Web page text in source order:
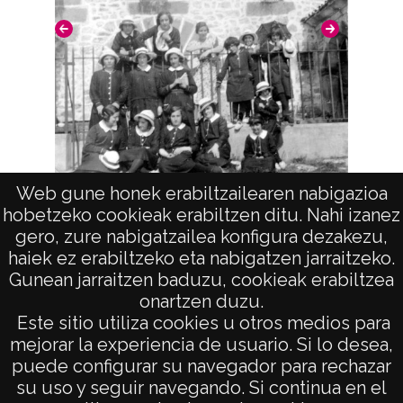
Web gune honek erabiltzailearen nabigazioa
hobetzeko cookieak erabiltzen ditu. Nahi izanez
gero, zure nabigatzailea konfigura dezakezu,
haiek ez erabiltzeko eta nabigatzen jarraitzeko.
Gunean jarraitzen baduzu, cookieak erabiltzea
onartzen duzu.
Este sitio utiliza cookies u otros medios para
mejorar la experiencia de usuario. Si lo desea,
puede configurar su navegador para rechazar
su uso y seguir navegando. Si continua en el
con sobre mylar. Mayo 1997
Escrito en el reverso: "Las pequeñas,
vestidas de griegas, la felicitación de Sor
Jesusa. 21-8-33"
10770 VAR 406
ATHA-DAF-VAR-PP-004-406
Signaturas: ; Internegativo: VAR-IN-001-406 ;
Positivo copia: VAR-PC-406 ; Copia digital:
VAR-CD-01-10770
Licencia de las imágenes
CC BY-NC-SA 4.0
Excursión al santuario de Oro
AVISO LEGAL
POLÍTICA DE PRIVACIDAD
ACCESIBILIDAD
ATENCIÓN CIUDADANA